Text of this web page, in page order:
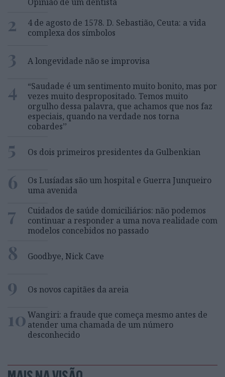
2
4 de agosto de 1578. D. Sebastião, Ceuta: a vida
complexa dos símbolos
3 A longevidade não se improvisa
4
“Saudade é um sentimento muito bonito, mas por
vezes muito despropositado. Temos muito
orgulho dessa palavra, que achamos que nos faz
especiais, quando na verdade nos torna
cobardes’’
5 Os dois primeiros presidentes da Gulbenkian
6
Os Lusíadas são um hospital e Guerra Junqueiro
uma avenida
7
Cuidados de saúde domiciliários: não podemos
continuar a responder a uma nova realidade com
modelos concebidos no passado
8 Goodbye, Nick Cave
9 Os novos capitães da areia
10Wangiri: a fraude que começa mesmo antes de
atender uma chamada de um número
desconhecido